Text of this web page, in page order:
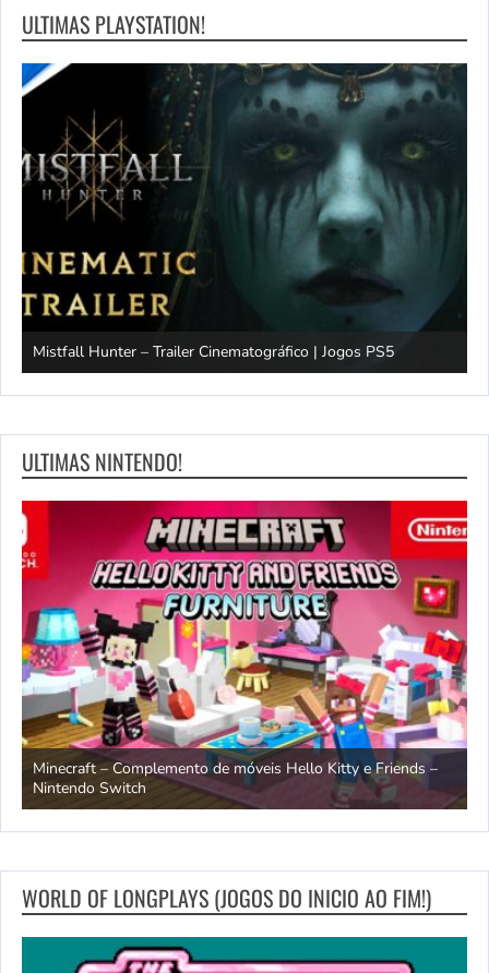
ULTIMAS PLAYSTATION!
Mistfall Hunter – Trailer Cinematográfico | Jogos PS5
ULTIMAS NINTENDO!
Minecraft – Complemento de móveis Hello Kitty e Friends –
Nintendo Switch
WORLD OF LONGPLAYS (JOGOS DO INICIO AO FIM!)